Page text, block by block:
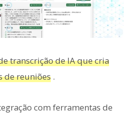
transcrição de IA que cria
de reuniões .
com ferramentas de